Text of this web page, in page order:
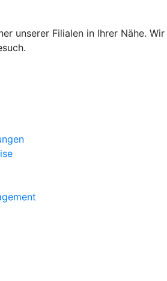
unserer Filialen in Ihrer Nähe. Wir